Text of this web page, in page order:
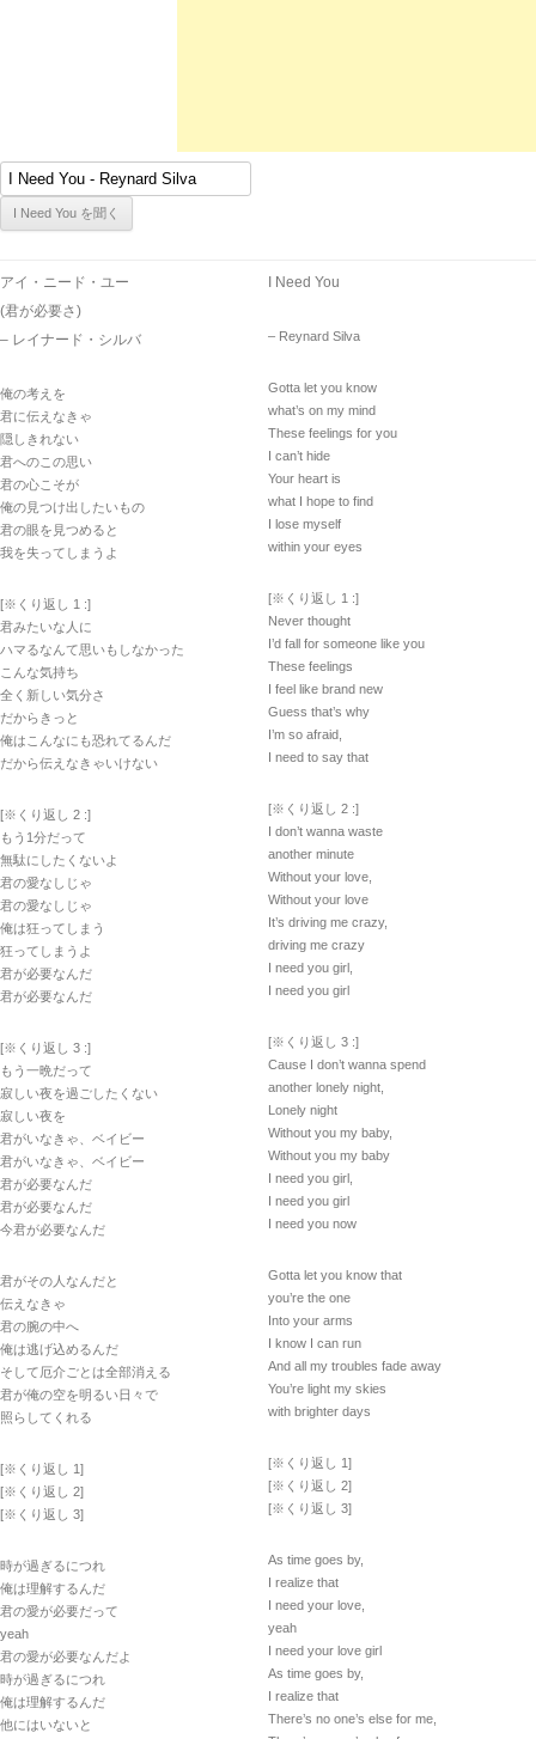
アイ・ニード・ユー
(君が必要さ)
– レイナード・シルバ
俺の考えを
君に伝えなきゃ
隠しきれない
君へのこの思い
君の心こそが
俺の見つけ出したいもの
君の眼を見つめると
我を失ってしまうよ
[※くり返し 1 :]
君みたいな人に
ハマるなんて思いもしなかった
こんな気持ち
全く新しい気分さ
だからきっと
俺はこんなにも恐れてるんだ
だから伝えなきゃいけない
[※くり返し 2 :]
もう1分だって
無駄にしたくないよ
君の愛なしじゃ
君の愛なしじゃ
俺は狂ってしまう
狂ってしまうよ
君が必要なんだ
君が必要なんだ
[※くり返し 3 :]
もう一晩だって
寂しい夜を過ごしたくない
寂しい夜を
君がいなきゃ、ベイビー
君がいなきゃ、ベイビー
君が必要なんだ
君が必要なんだ
今君が必要なんだ
君がその人なんだと
伝えなきゃ
君の腕の中へ
俺は逃げ込めるんだ
そして厄介ごとは全部消える
君が俺の空を明るい日々で
照らしてくれる
[※くり返し 1]
[※くり返し 2]
[※くり返し 3]
時が過ぎるにつれ
俺は理解するんだ
君の愛が必要だって
yeah
君の愛が必要なんだよ
時が過ぎるにつれ
俺は理解するんだ
他にはいないと
I Need You
– Reynard Silva
Gotta let you know
what’s on my mind
These feelings for you
I can’t hide
Your heart is
what I hope to find
I lose myself
within your eyes
[※くり返し 1 :]
Never thought
I’d fall for someone like you
These feelings
I feel like brand new
Guess that’s why
I’m so afraid,
I need to say that
[※くり返し 2 :]
I don’t wanna waste
another minute
Without your love,
Without your love
It’s driving me crazy,
driving me crazy
I need you girl,
I need you girl
[※くり返し 3 :]
Cause I don’t wanna spend
another lonely night,
Lonely night
Without you my baby,
Without you my baby
I need you girl,
I need you girl
I need you now
Gotta let you know that
you’re the one
Into your arms
I know I can run
And all my troubles fade away
You’re light my skies
with brighter days
[※くり返し 1]
[※くり返し 2]
[※くり返し 3]
As time goes by,
I realize that
I need your love,
yeah
I need your love girl
As time goes by,
I realize that
There’s no one’s else for me,